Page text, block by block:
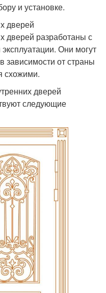
и установке.
дверей
дверей разработаны с
Они могут
зависимости от страны
схожими.
дверей
следующие